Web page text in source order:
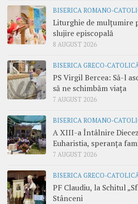
BISERICA ROMANO-
Liturghie de mulțumire
slujire episcopală
8 AUGUST 2026
BISERICA GRECO-
PS Virgil Bercea: Să-l
să ne schimbăm viața
7 AUGUST 2026
BISERICA ROMANO-
A XIII-a Întâlnire
Euharistia, speranța
7 AUGUST 2026
BISERICA GRECO-
PF Claudiu, la Schitul
Stânceni